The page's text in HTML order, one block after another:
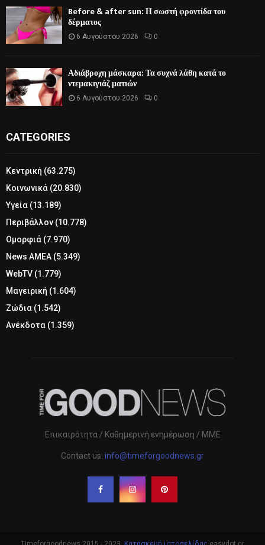
Before & after sun: Η σωστή φροντίδα του
δέρματος
6 Αυγούστου 2026 0
Αδιάβροχη μάσκαρα: Τα συχνά λάθη κατά το
ντεμακιγιάζ ματιών
6 Αυγούστου 2026 0
CATEGORIES
Κεντρική (63.275)
Κοινωνικά (20.830)
Υγεία (13.189)
Περιβάλλον (10.778)
Ομορφιά (7.970)
News ΑΜΕΑ (5.349)
WebTV (1.779)
Μαγειρική (1.604)
Ζώδια (1.542)
Ανέκδοτα (1.359)
Επικαιρότητα / Καθημερινή ενημέρωση / ΜΜΕ
Contact us: info@timeforgoodnews.gr